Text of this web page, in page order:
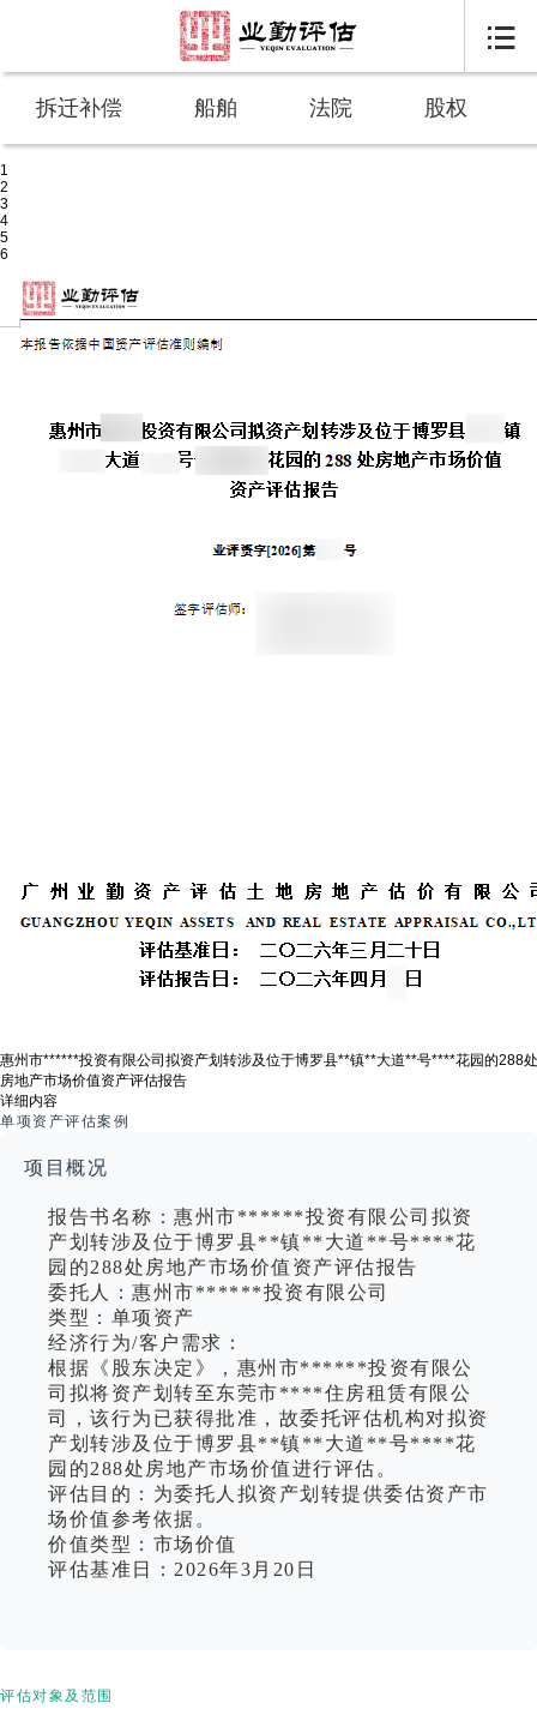

拆迁补偿 船舶 法院 股权
1
2
3
4
5
6
惠州市******投资有限公司拟资产划转涉及位于博罗县**镇**大道**号****花园的288处
房地产市场价值资产评估报告
详细内容
单项资产评估案例
项目概况
报告书名称：惠州市******投资有限公司拟资
产划转涉及位于博罗县**镇**大道**号****花
园的288处房地产市场价值资产评估报告
委托人：惠州市******投资有限公司
类型：单项资产
经济行为/客户需求：
根据《股东决定》，惠州市******投资有限公
司拟将资产划转至东莞市****住房租赁有限公
司，该行为已获得批准，故委托评估机构对拟资
产划转涉及位于博罗县**镇**大道**号****花
园的288处房地产市场价值进行评估。
评估目的：为委托人拟资产划转提供委估资产市
场价值参考依据。
价值类型：市场价值
评估基准日：2026年3月20日
评估对象及范围